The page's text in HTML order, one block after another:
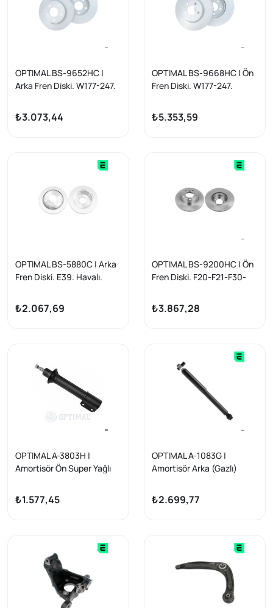
OPTIMAL BS-9652HC |
Arka Fren Diski. W177-247.
₺3.073,44
OPTIMAL BS-9668HC | Ön
Fren Diski. W177-247.
₺5.353,59
OPTIMAL BS-5880C | Arka
Fren Diski. E39. Havalı.
₺2.067,69
OPTIMAL BS-9200HC | Ön
Fren Diski. F20-F21-F30-
₺3.867,28
OPTIMAL A-3803H |
Amortisör Ön Super Yağlı
₺1.577,45
OPTIMAL A-1083G |
Amortisör Arka (Gazlı)
Vito W447
₺2.699,77